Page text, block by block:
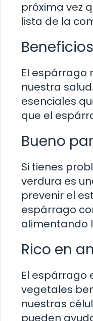
próxima vez
lista de la
El espárrago
nuestra
esenciales
que el
Bueno
Si tienes
verdura es
prevenir el
espárrago
alimentando
Rico en
El espárrago
vegetales
nuestras
pueden